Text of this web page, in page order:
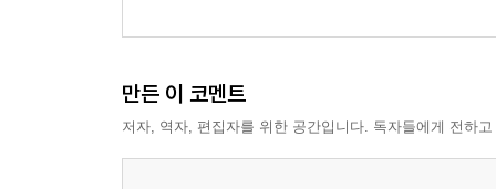
__고객 서비스의 구현
7-3 리서치 봇 구현
__리서치 봇 구현 개요
만든 이 코멘트
저자, 역자, 편집자를 위한 공간입니다. 독자들에게 전하